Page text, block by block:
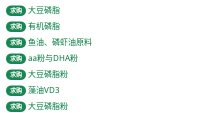
求购 大豆磷脂
求购 有机磷脂
求购 鱼油、磷虾油原料
求购 aa粉与DHA粉
求购 大豆磷脂粉
求购 藻油VD3
求购 大豆磷脂粉